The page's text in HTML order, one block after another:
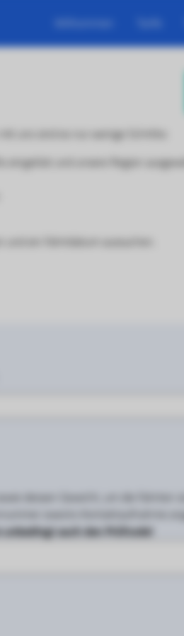
uns sind es nur wenige Schritte:
und unsere Region
ein Fahrtdatum aussuchen.
dessen Gewicht, um die Fahrten
zwecks Kontaktaufnahme
unbedingt auch den Prüfcode!